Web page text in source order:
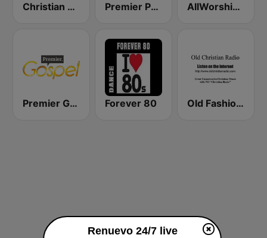
Christian Sermon Radio Premier Praise AllWorship Gospel
Premier Gospel Forever 80 Old Fashioned Christian Music
Renuevo 24/7 live